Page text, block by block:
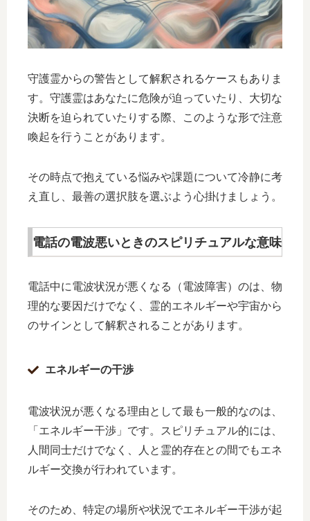
守護霊からの警告として解釈されるケースもありま
す。守護霊はあなたに危険が迫っていたり、大切な
決断を迫られていたりする際、このような形で注意
喚起を行うことがあります。
その時点で抱えている悩みや課題について冷静に考
え直し、最善の選択肢を選ぶよう心掛けましょう。
電話の電波悪いときのスピリチュアルな意味
電話中に電波状況が悪くなる（電波障害）のは、物
理的な要因だけでなく、霊的エネルギーや宇宙から
のサインとして解釈されることがあります。
エネルギーの干渉
電波状況が悪くなる理由として最も一般的なのは、
「エネルギー干渉」です。スピリチュアル的には、
人間同士だけでなく、人と霊的存在との間でもエネ
ルギー交換が行われています。
そのため、特定の場所や状況でエネルギー干渉が起